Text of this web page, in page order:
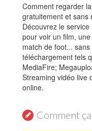
Comment regarder
gratuitement et sans
Découvrez le
pour voir un film,
match de foot...
téléchargement tels
MediaFire;
Streaming vidéo live
online.
Comment